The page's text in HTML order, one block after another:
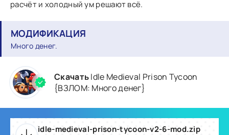
расчёт и холодный ум решают всё.
МОДИФИКАЦИЯ
Много денег.
СкачатьIdle Medieval Prison Tycoon
{ВЗЛОМ: Много денег}
idle-medieval-prison-tycoon-v2-6-mod.zip